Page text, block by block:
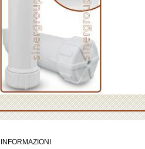
INFORMAZIONI